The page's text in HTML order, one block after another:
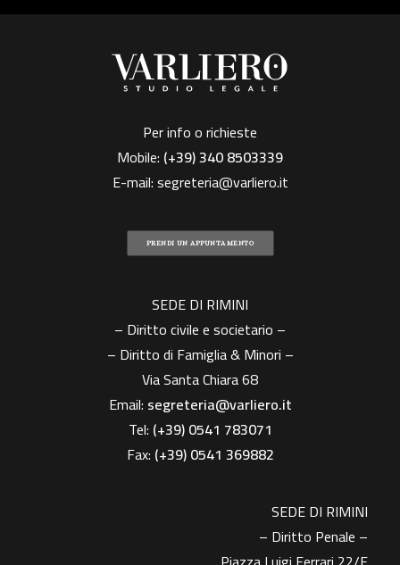
Per info o richieste
Mobile: (+39)340 8503339
E-mail:segreteria@varliero.it
PRENDI UN APPUNTAMENTO
SEDE DI RIMINI
– Diritto civile e societario –
– Diritto di Famiglia & Minori –
Via Santa Chiara 68
Email: segreteria@varliero.it
Tel: (+39) 0541 783071
Fax: (+39)0541 369882
SEDE DI RIMINI
– Diritto Penale –